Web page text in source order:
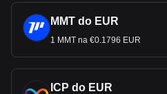
MMT do EUR
1 MMT na €0.1796 EUR
ICP do EUR